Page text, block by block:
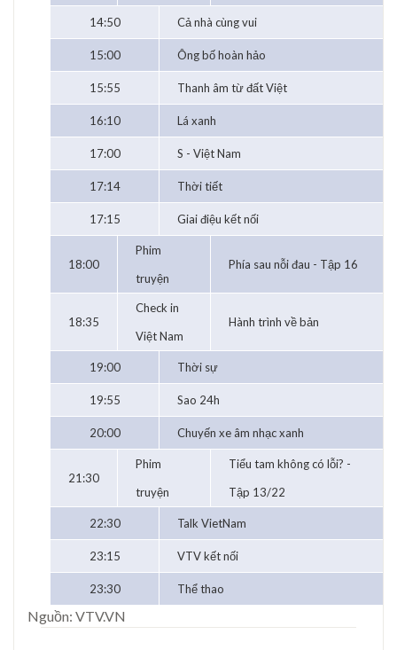
14:50 Cả nhà cùng vui
15:00 Ông bố hoàn hảo
15:55 Thanh âm từ đất Việt
16:10 Lá xanh
17:00 S - Việt Nam
17:14 Thời tiết
17:15 Giai điệu kết nối
18:00
Phim
truyện
Phía sau nỗi đau - Tập 16
18:35
Check in
Việt Nam
Hành trình về bản
19:00 Thời sự
19:55 Sao 24h
20:00 Chuyến xe âm nhạc xanh
21:30
Phim
truyện
Tiểu tam không có lỗi? -
Tập 13/22
22:30 Talk VietNam
23:15 VTV kết nối
23:30 Thể thao
Nguồn: VTV.VN